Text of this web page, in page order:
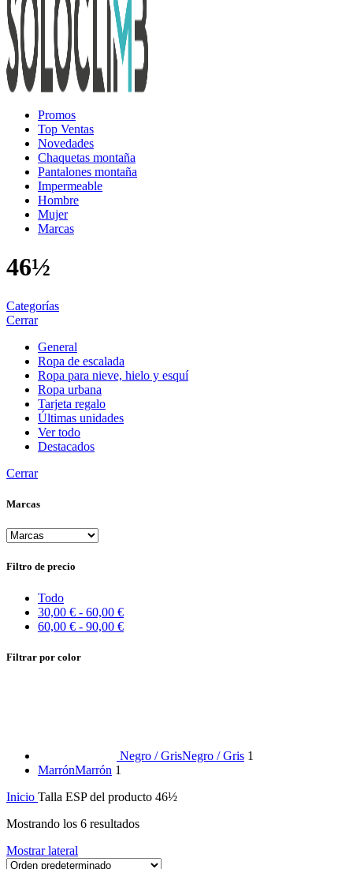
Promos
Top Ventas
Novedades
Chaquetas montaña
Pantalones montaña
Impermeable
Hombre
Mujer
Marcas
46½
Categorías
Cerrar
General
Ropa de escalada
Ropa para nieve, hielo y esquí
Ropa urbana
Tarjeta regalo
Últimas unidades
Ver todo
Destacados
Cerrar
Marcas
Filtro de precio
Todo
30,00 € - 60,00 €
60,00 € - 90,00 €
Filtrar por color
Negro / GrisNegro / Gris 1
MarrónMarrón 1
Inicio Talla ESP del producto 46½
Mostrando los 6 resultados
Mostrar lateral